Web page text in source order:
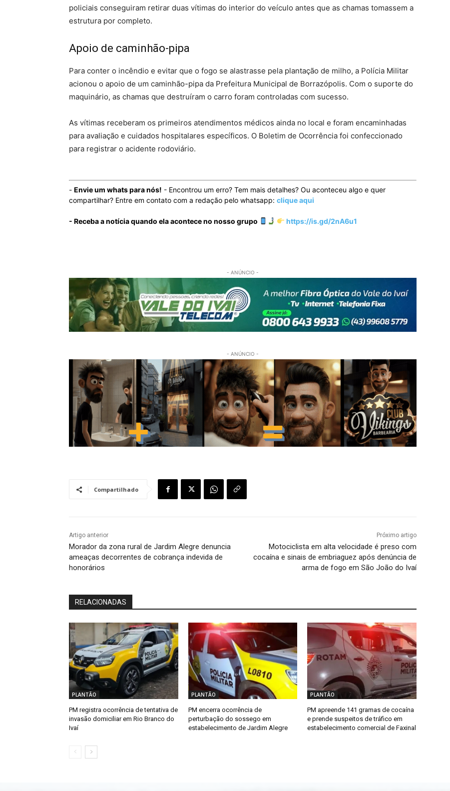
policiais conseguiram retirar duas vítimas do interior do veículo antes que as chamas tomassem a
estrutura por completo.
Apoio de caminhão-pipa
Para conter o incêndio e evitar que o fogo se alastrasse pela plantação de milho, a Polícia Militar
acionou o apoio de um caminhão-pipa da Prefeitura Municipal de Borrazópolis. Com o suporte do
maquinário, as chamas que destruíram o carro foram controladas com sucesso.
As vítimas receberam os primeiros atendimentos médicos ainda no local e foram encaminhadas
para avaliação e cuidados hospitalares específicos. O Boletim de Ocorrência foi confeccionado
para registrar o acidente rodoviário.
- Envie um whats para nós! - Encontrou um erro? Tem mais detalhes? Ou aconteceu algo e quer
compartilhar? Entre em contato com a redação pelo whatsapp: clique aqui
- Receba a notícia quando ela acontece no nosso grupo https://is.gd/2nA6u1
- ANÚNCIO -
- ANÚNCIO -
Compartilhado
Artigo anterior
Morador da zona rural de Jardim Alegre denuncia
ameaças decorrentes de cobrança indevida de
honorários
Próximo artigo
Motociclista em alta velocidade é preso com
cocaína e sinais de embriaguez após denúncia de
arma de fogo em São João do Ivaí
RELACIONADAS
PLANTÃO
PM registra ocorrência de tentativa de
invasão domiciliar em Rio Branco do
Ivaí
PLANTÃO
PM encerra ocorrência de
perturbação do sossego em
estabelecimento de Jardim Alegre
PLANTÃO
PM apreende 141 gramas de cocaína
e prende suspeitos de tráfico em
estabelecimento comercial de Faxinal